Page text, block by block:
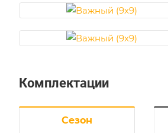
Комплектации
Сезон